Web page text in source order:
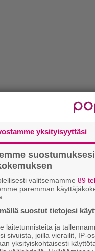
-podcastissa
uudesta
Bros. Discoveryn
yksityisyyttäsi
valitsemamme 89
paremman
suostut tietojesi
laitetunnisteita ja
sivuista, joilla vierailit, IP-
yksityiskohtaisesti